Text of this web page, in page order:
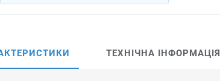
ТЕХНІЧНА ІНФОРМАЦІЯ